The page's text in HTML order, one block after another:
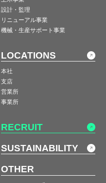
設計・監理
リニューアル事業
機械・生産サポート事業
LOCATIONS
本社
支店
営業所
事業所
RECRUIT
SUSTAINABILITY
OTHER